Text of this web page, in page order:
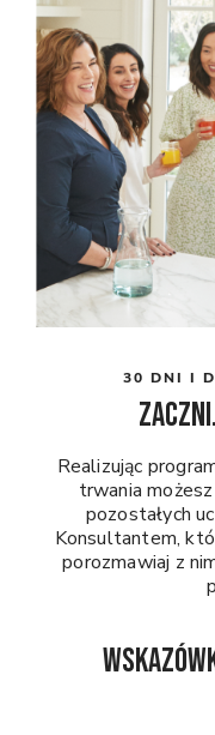
30 DNI I
Realizując
trwania
pozostałych
Konsultantem,
porozmawiaj z